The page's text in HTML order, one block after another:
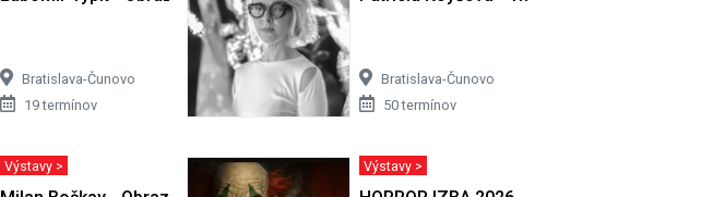
Bratislava-Čunovo
19 termínov
Bratislava-Čunovo
50 termínov
Výstavy > Výstavy >